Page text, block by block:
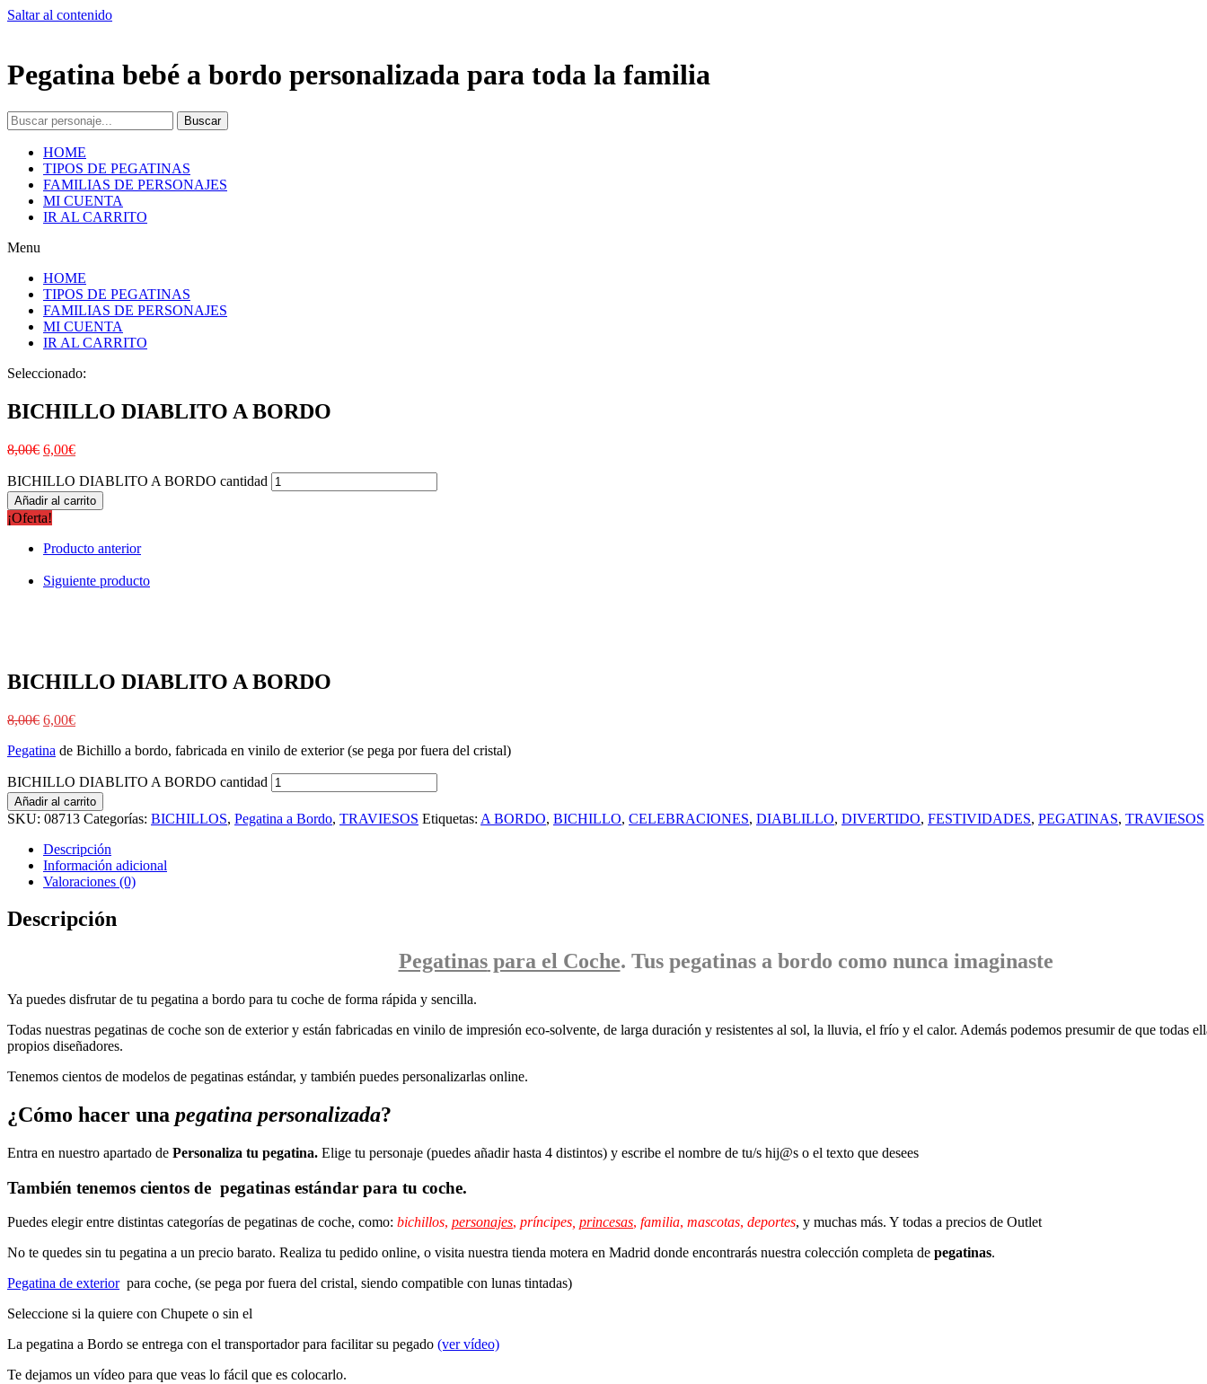
Saltar al contenido
Pegatina bebé a bordo personalizada para toda la familia
Buscar
HOME
TIPOS DE PEGATINAS
FAMILIAS DE PERSONAJES
MI CUENTA
IR AL CARRITO
Menu
HOME
TIPOS DE PEGATINAS
FAMILIAS DE PERSONAJES
MI CUENTA
IR AL CARRITO
Seleccionado:
BICHILLO DIABLITO A BORDO
8,00€ 6,00€
BICHILLO DIABLITO A BORDO cantidad
Añadir al carrito
¡Oferta!
Producto anterior
Siguiente producto
BICHILLO DIABLITO A BORDO
8,00€ 6,00€
Pegatina de Bichillo a bordo, fabricada en vinilo de exterior (se pega por fuera del cristal)
BICHILLO DIABLITO A BORDO cantidad
Añadir al carrito
SKU: 08713 Categorías: BICHILLOS, Pegatina a Bordo, TRAVIESOS Etiquetas: A BORDO, BICHILLO, CELEBRACIONES, DIABLILLO, DIVERTIDO, FESTIVIDADES, PEGATINAS, TRAVIESOS
Descripción
Información adicional
Valoraciones (0)
Descripción
Pegatinaspara el Coche. Tus pegatinasa bordo como nunca imaginaste
Ya puedes disfrutar de tu pegatina a bordo para tu coche de forma rápida y sencilla.
Todas nuestras pegatinas de coche son de exterior y están fabricadas en vinilo de impresión eco-solvente, de larga duración y resistentes al sol, la lluvia, el frío y el calor. Además podemos presumir de que todas
propios diseñadores.
Tenemos cientos de modelos de pegatinas estándar, y también puedes personalizarlas online.
¿Cómo hacer una pegatina personalizada?
Entra en nuestro apartado de Personaliza tu pegatina. Elige tu personaje (puedes añadir hasta 4 distintos) y escribe el nombre de tu/s hij@s o el texto que desees
También tenemos cientos de pegatinas estándar para tu coche.
Puedes elegir entre distintas categorías de pegatinas de coche, como: bichillos, personajes, príncipes, princesas, familia, mascotas, deportes, y muchas más. Y todas a precios de Outlet
No te quedes sin tu pegatina a un precio barato. Realiza tu pedido online, o visita nuestra tienda motera en Madrid donde encontrarás nuestra colección completa de pegatinas.
Pegatina de exteriorpara coche, (se pega por fuera del cristal, siendo compatible con lunas tintadas)
Seleccione si la quiere con Chupete o sin el
La pegatina a Bordo se entrega con el transportador para facilitar su pegado (ver vídeo)
Te dejamos un vídeo para que veas lo fácil que es colocarlo.